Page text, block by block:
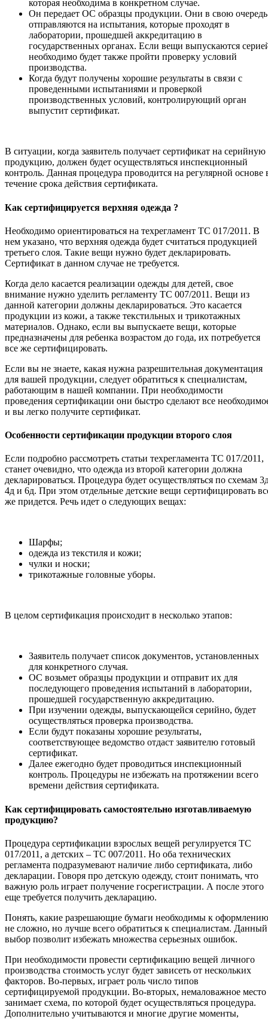
которая необходима в конкретном случае.
Он передает ОС образцы продукции. Они в свою очередь
отправляются на испытания, которые проходят в
лаборатории, прошедшей аккредитацию в
государственных органах. Если вещи выпускаются
необходимо будет также пройти проверку условий
производства.
Когда будут получены хорошие результаты в связи с
проведенными испытаниями и проверкой
производственных условий, контролирующий орган
выпустит сертификат.
В ситуации, когда заявитель получает сертификат на серийную
продукцию, должен будет осуществляться инспекционный
контроль. Данная процедура проводится на регулярной основе
течение срока действия сертификата.
Как сертифицируется верхняя одежда ?
Необходимо ориентироваться на техрегламент ТС 017/2011. В
нем указано, что верхняя одежда будет считаться продукцией
третьего слоя. Такие вещи нужно будет декларировать.
Сертификат в данном случае не требуется.
Когда дело касается реализации одежды для детей, свое
внимание нужно уделить регламенту ТС 007/2011. Вещи из
данной категории должны декларироваться. Это касается
продукции из кожи, а также текстильных и трикотажных
материалов. Однако, если вы выпускаете вещи, которые
предназначены для ребенка возрастом до года, их потребуется
все же сертифицировать.
Если вы не знаете, какая нужна разрешительная документация
для вашей продукции, следует обратиться к специалистам,
работающим в нашей компании. При необходимости
проведения сертификации они быстро сделают все
и вы легко получите сертификат.
Особенности сертификации продукции второго слоя
Если подробно рассмотреть статьи техрегламента ТС 017/2011,
станет очевидно, что одежда из второй категории должна
декларироваться. Процедура будет осуществляться по схемам
4д и 6д. При этом отдельные детские вещи сертифицировать
же придется. Речь идет о следующих вещах:
Шарфы;
одежда из текстиля и кожи;
чулки и носки;
трикотажные головные уборы.
В целом сертификация происходит в несколько этапов:
Заявитель получает список документов, установленных
для конкретного случая.
ОС возьмет образцы продукции и отправит их для
последующего проведения испытаний в лаборатории,
прошедшей государственную аккредитацию.
При изучении одежды, выпускающейся серийно, будет
осуществляться проверка производства.
Если будут показаны хорошие результаты,
соответствующее ведомство отдаст заявителю готовый
сертификат.
Далее ежегодно будет проводиться инспекционный
контроль. Процедуры не избежать на протяжении всего
времени действия сертификата.
Как сертифицировать самостоятельно изготавливаемую
продукцию?
Процедура сертификации взрослых вещей регулируется ТС
017/2011, а детских – ТС 007/2011. Но оба технических
регламента подразумевают наличие либо сертификата, либо
декларации. Говоря про детскую одежду, стоит понимать, что
важную роль играет получение госрегистрации. А после этого
еще требуется получить декларацию.
Понять, какие разрешающие бумаги необходимы к оформлению
не сложно, но лучше всего обратиться к специалистам. Данный
выбор позволит избежать множества серьезных ошибок.
При необходимости провести сертификацию вещей личного
производства стоимость услуг будет зависеть от нескольких
факторов. Во-первых, играет роль число типов
сертифицируемой продукции. Во-вторых, немаловажное место
занимает схема, по которой будет осуществляться процедура.
Дополнительно учитываются и многие другие моменты,